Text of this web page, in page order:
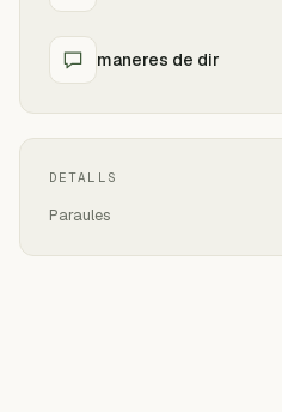
maneres de dir
DETALLS
Paraules